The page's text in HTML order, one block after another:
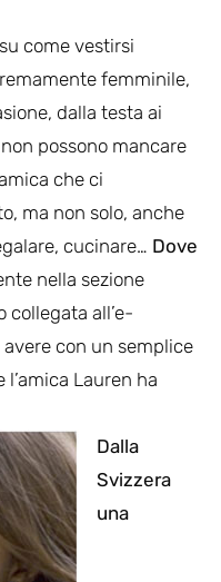
come vestirsi
femminile,
dalla testa ai
possono mancare
che ci
ma non solo, anche
cucinare… Dove
nella sezione
collegata all’e-
avere con un semplice
Lauren ha
Dalla
Svizzera
una